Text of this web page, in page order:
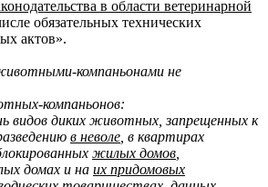
в области ветеринарной
обязательных технических
актов».
компаньонами не
компаньонов:
видов диких животных, запрещенных к
в неволе , в квартирах
жилых домов
домах и на их придомовых